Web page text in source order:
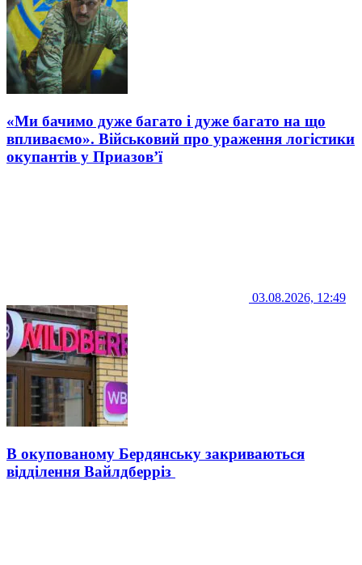
«Ми бачимо дуже багато і дуже багато на що
впливаємо». Військовий про ураження логістики
окупантів у Приазов’ї
03.08.2026, 12:49
В окупованому Бердянську закриваються
відділення Вайлдберріз